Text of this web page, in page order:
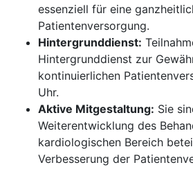
essenziell für eine
Patientenversorgung.
Hintergrunddienst:
Hintergrunddienst zur
kontinuierlichen
Uhr.
Aktive Mitgestaltung: Sie
Weiterentwicklung des
kardiologischen Bereich
Verbesserung der